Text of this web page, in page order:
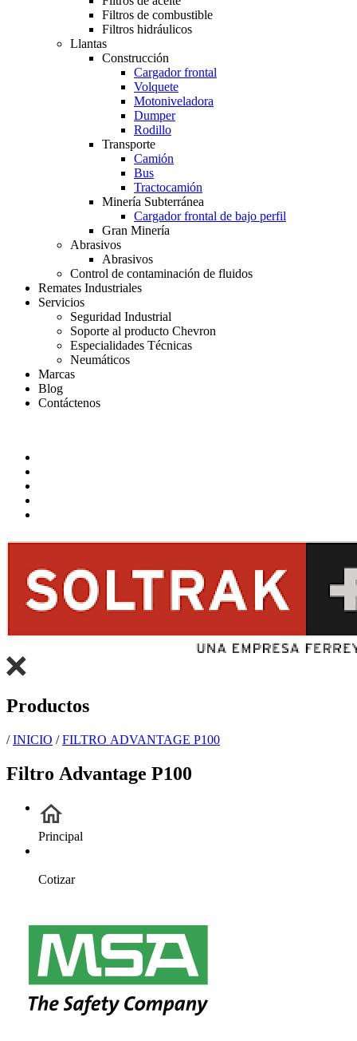
Filtros de combustible
Filtros hidráulicos
Llantas
Construcción
Cargador frontal
Volquete
Motoniveladora
Dumper
Rodillo
Transporte
Camión
Bus
Tractocamión
Minería Subterránea
Cargador frontal de bajo perfil
Gran Minería
Abrasivos
Abrasivos
Control de contaminación de fluidos
Remates Industriales
Servicios
Seguridad Industrial
Soporte al producto Chevron
Especialidades Técnicas
Neumáticos
Marcas
Blog
Contáctenos
Productos
/INICIO /FILTRO ADVANTAGE P100
Filtro Advantage P100
Principal
Cotizar